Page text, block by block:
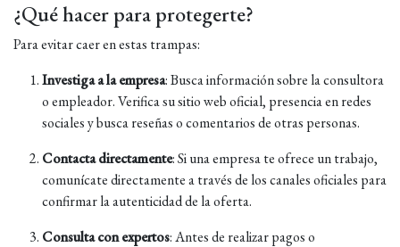
¿Qué hacer para protegerte?
Para evitar caer en estas trampas:
Investiga a la empresa:Busca información sobre la consultora
o empleador. Verifica su sitio web oficial, presencia en redes
sociales y busca reseñas o comentarios de otras personas.
Contacta directamente:Si una empresa te ofrece un trabajo,
comunícate directamente a través de los canales oficiales para
confirmar la autenticidad de la oferta.
Consulta con expertos:Antes de realizar pagos o